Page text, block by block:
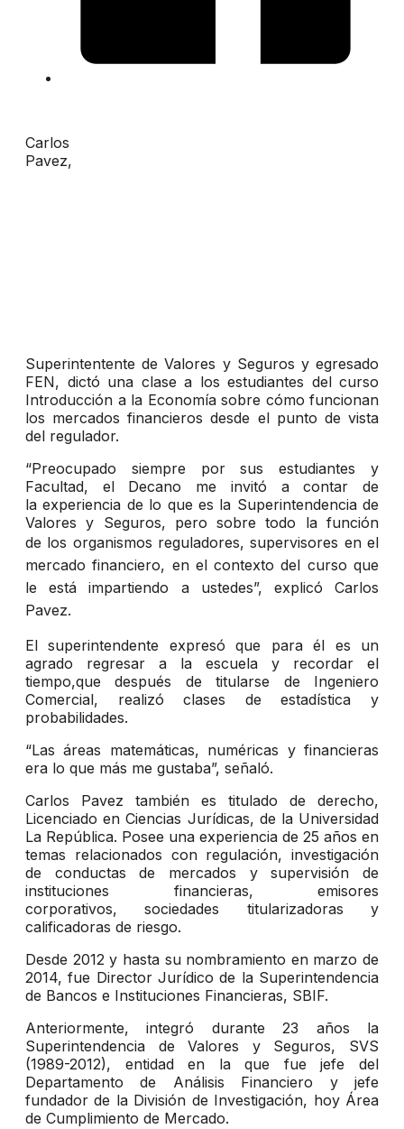
Carlos
Pavez,
Superintentente de Valores y Seguros y egresado
FEN, dictó una clase a los estudiantes del curso
Introducción a la Economía sobre cómo funcionan
los mercados financieros desde el punto de vista
del regulador.
“Preocupado siempre por sus estudiantes y
Facultad, el Decano me invitó a contar de
la experiencia de lo que es la Superintendencia de
Valores y Seguros, pero sobre todo la función
de los organismos reguladores, supervisores en el
mercado financiero, en el contexto del curso que
le está impartiendo a ustedes”, explicó Carlos
Pavez.
El superintendente expresó que para él es un
agrado regresar a la escuela y recordar el
tiempo,que después de titularse de Ingeniero
Comercial, realizó clases de estadística y
probabilidades.
“Las áreas matemáticas, numéricas y financieras
era lo que más me gustaba”, señaló.
Carlos Pavez también es titulado de derecho,
Licenciado en Ciencias Jurídicas, de la Universidad
La República. Posee una experiencia de 25 años en
temas relacionados con regulación, investigación
de conductas de mercados y supervisión de
instituciones financieras, emisores
corporativos, sociedades titularizadoras y
calificadoras de riesgo.
Desde 2012 y hasta su nombramiento en marzo de
2014, fue Director Jurídico de la Superintendencia
de Bancos e Instituciones Financieras, SBIF.
Anteriormente, integró durante 23 años la
Superintendencia de Valores y Seguros, SVS
(1989-2012), entidad en la que fue jefe del
Departamento de Análisis Financiero y jefe
fundador de la División de Investigación, hoy Área
de Cumplimiento de Mercado.